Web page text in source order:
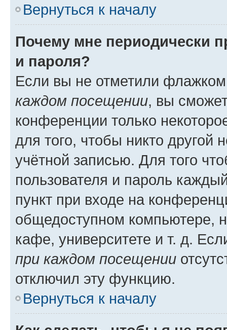
Вернуться к началу
Почему мне периодически
и пароля?
Если вы не отметили
каждом посещении, вы
конференции только
для того, чтобы никто другой
учётной записью. Для того
пользователя и пароль
пункт при входе на
общедоступном компьютере,
кафе, университете и т. д.
при каждом посещении
отключил эту функцию.
Вернуться к началу